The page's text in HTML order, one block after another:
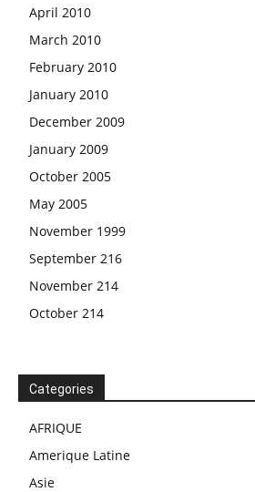
April 2010
March 2010
February 2010
January 2010
December 2009
January 2009
October 2005
May 2005
November 1999
September 216
November 214
October 214
Categories
AFRIQUE
Amerique Latine
Asie